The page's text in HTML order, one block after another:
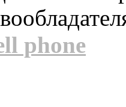
phone